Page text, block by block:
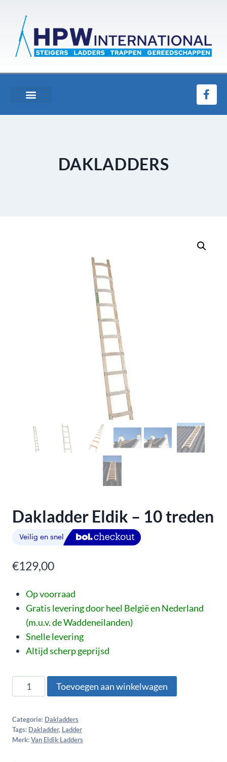
DAKLADDERS
Dakladder Eldik – 10 treden
€129,00
Op voorraad
Gratis levering door heel België en Nederland
(m.u.v. de Waddeneilanden)
Snelle levering
Altijd scherp geprijsd
Toevoegen aan winkelwagen
Categorie: Dakladders
Tags: Dakladder, Ladder
Merk: Van Eldik Ladders